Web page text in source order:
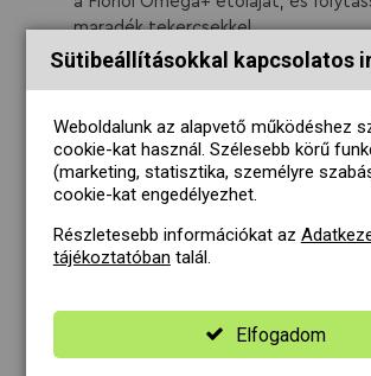
maradék tekercsekkel.
Keverjetek ki 1 dl szójaszószt 2
szezámolajjal, és pirított
Tálaljátok friss korianderrel, frissen
chilivel és a szezámos szójaszósszal
Tippek
A rákokat célszerű feldarabolni: sütés
rizstészta lapokat!
Ne tegyetek túl sok hozzávalót egy
Sütibeállításokkal kapcsolatos
Weboldalunk az alapvető működéshez
cookie-kat használ. Szélesebb körű
(marketing, statisztika, személyre
cookie-kat engedélyezhet.
Részletesebb információkat az
tájékoztatóban talál.
Elfogadom